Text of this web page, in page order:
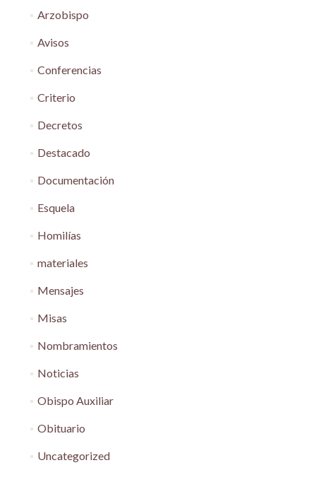
Arzobispo
Avisos
Conferencias
Criterio
Decretos
Destacado
Documentación
Esquela
Homilías
materiales
Mensajes
Misas
Nombramientos
Noticias
Obispo Auxiliar
Obituario
Uncategorized